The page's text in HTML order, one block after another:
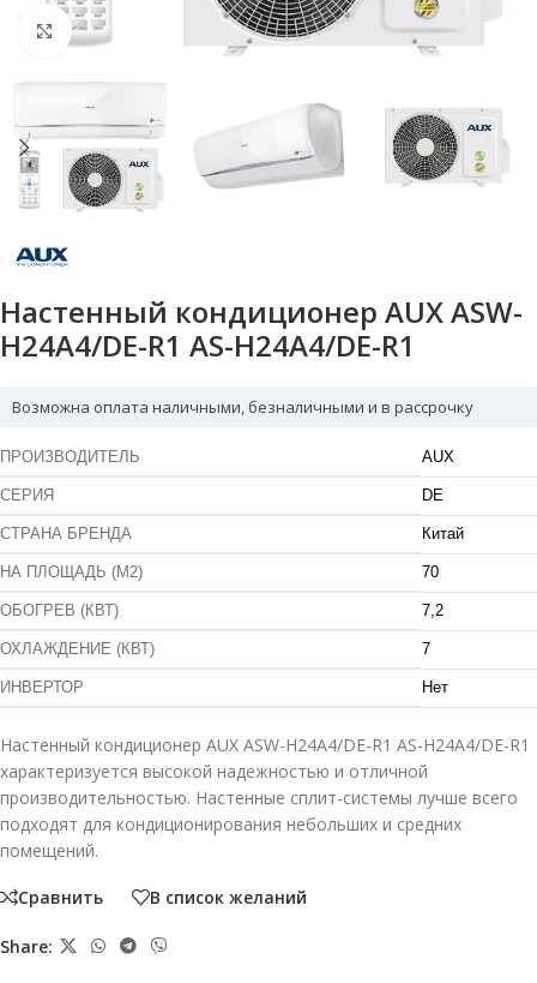
Нажмите, чтобы увеличить
Настенный кондиционер AUX ASW-
H24A4/DE-R1 AS-H24A4/DE-R1
Возможна оплата наличными, безналичными и в рассрочку
ПРОИЗВОДИТЕЛЬ AUX
СЕРИЯ DE
СТРАНА БРЕНДА Китай
НА ПЛОЩАДЬ (М2) 70
ОБОГРЕВ (КВТ) 7,2
ОХЛАЖДЕНИЕ (КВТ) 7
ИНВЕРТОР Нет
Настенный кондиционер AUX ASW-H24A4/DE-R1 AS-H24A4/DE-R1
характеризуется высокой надежностью и отличной
производительностью. Настенные сплит-системы лучше всего
подходят для кондиционирования небольших и средних
помещений.
Сравнить В список желаний
Share: